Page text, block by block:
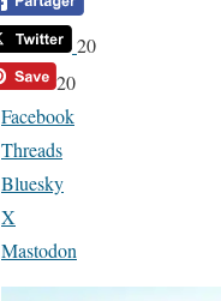
20
20
Facebook
Threads
Bluesky
X
Mastodon